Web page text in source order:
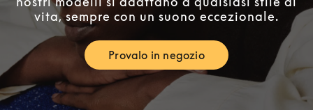
vita, sempre con un suono eccezionale.
Provalo in negozioLink Opens in New Tab